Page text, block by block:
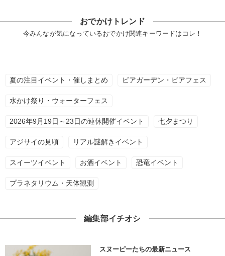
おでかけトレンド
今みんなが気になっているおでかけ関連キーワードはコレ！
夏の注目イベント・催しまとめ ビアガーデン・ビアフェス
水かけ祭り・ウォーターフェス
2026年9月19日～23日の連休開催イベント 七夕まつり
アジサイの見頃 リアル謎解きイベント
スイーツイベント お酒イベント 恐竜イベント
プラネタリウム・天体観測
編集部イチオシ
スヌーピーたちの最新ニュース